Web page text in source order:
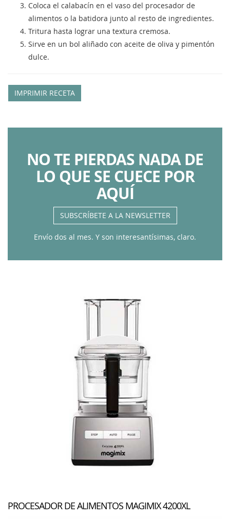
Coloca el calabacín en el vaso del procesador de
alimentos o la batidora junto al resto de ingredientes.
Tritura hasta lograr una textura cremosa.
Sirve en un bol aliñado con aceite de oliva y pimentón
dulce.
IMPRIMIR RECETA
NO TE PIERDAS NADA DE
LO QUE SE CUECE POR
AQUÍ
SUBSCRÍBETE A LA NEWSLETTER
Envío dos al mes. Y son interesantísimas, claro.
PROCESADOR DE ALIMENTOS MAGIMIX 4200XL